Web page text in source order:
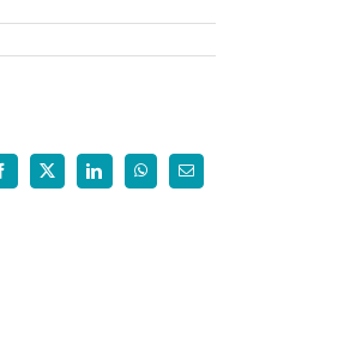
Facebook
X LinkedInWhatsAppEmail